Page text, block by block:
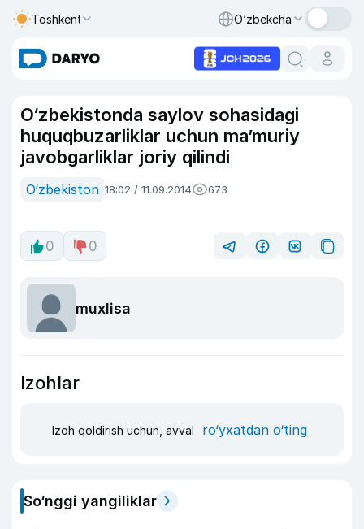
Toshkent O‘zbekcha
O‘zbekistonda saylov sohasidagi
huquqbuzarliklar uchun ma’muriy
javobgarliklar joriy qilindi
O‘zbekiston 18:02 / 11.09.2014 673
0 0
muxlisa
Izohlar
Izoh qoldirish uchun, avval ro‘yxatdan o‘ting
So‘nggi yangiliklar